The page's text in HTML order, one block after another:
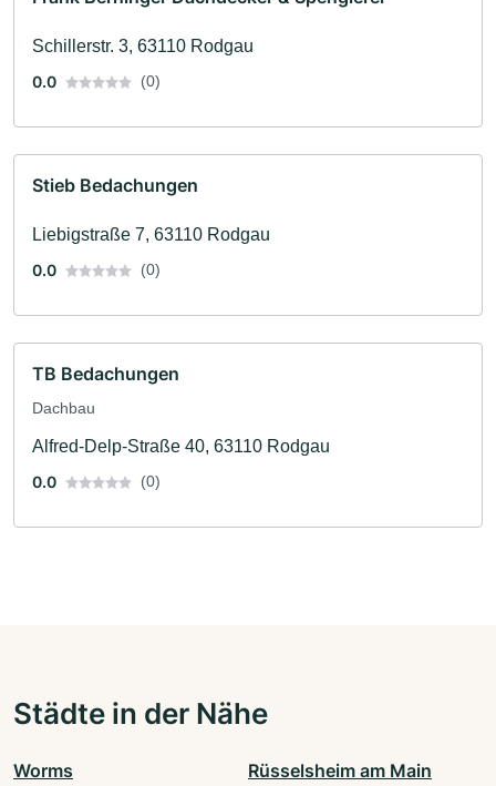
Schillerstr. 3, 63110 Rodgau
0.0
(0)
Stieb Bedachungen
Liebigstraße 7, 63110 Rodgau
0.0
(0)
TB Bedachungen
Dachbau
Alfred-Delp-Straße 40, 63110 Rodgau
0.0
(0)
Städte in der Nähe
Worms Rüsselsheim am Main